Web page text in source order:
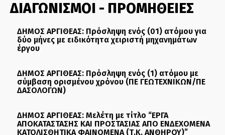
ΔΙΑΓΩΝΙΣΜΟΙ - ΠΡΟΜΗΘΕΙΕΣ
ΔΗΜΟΣ ΑΡΓΙΘΕΑΣ: Πρόσληψη ενός (01) ατόμου για
δύο μήνες με ειδικότητα χειριστή μηχανημάτων
έργου
ΔΗΜΟΣ ΑΡΓΙΘΕΑΣ: Πρόσληψη ενός (1) ατόμου με
σύμβαση ορισμένου χρόνου (ΠΕ ΓΕΩΤΕΧΝΙΚΩΝ/ΠΕ
ΔΑΣΟΛΟΓΩΝ)
ΔΗΜΟΣ ΑΡΓΙΘΕΑΣ: Μελέτη με τίτλο “ΕΡΓΑ
ΑΠΟΚΑΤΑΣΤΑΣΗΣ ΚΑΙ ΠΡΟΣΤΑΣΙΑΣ ΑΠΟ ΕΝΔΕΧΟΜΕΝΑ
ΚΑΤΟΛΙΣΘΗΤΙΚΑ ΦΑΙΝΟΜΕΝΑ (Τ.Κ. ΑΝΘΗΡΟΥ)”